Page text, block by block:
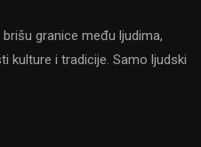
granice među ljudima,
kulture i tradicije. Samo ljudski